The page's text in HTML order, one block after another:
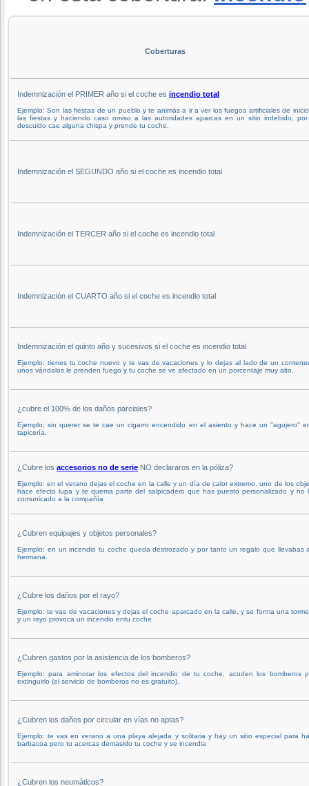
Coberturas
Indemnización el PRIMER año si el coche es incendio total
Ejemplo: Son las fiestas de un pueblo y te animas a ir a ver los fuegos artificiales de
las fiestas y haciendo caso omiso a las autoridades aparcas en un sitio indebido,
descuido cae alguna chispa y prende tu coche.
Indemnización el SEGUNDO año si el coche es incendio total
Indemnización el TERCER año si el coche es incendio total
Indemnización el CUARTO año si el coche es incendio total
Indemnización el quinto año y sucesivos si el coche es incendio total
Ejemplo: tienes tu coche nuevo y te vas de vacaciones y lo dejas al lado de un
unos vándalos le prenden fuego y tu coche se ve afectado en un porcentaje muy alto.
¿cubre el 100% de los daños parciales?
Ejemplo: sin querer se te cae un cigarro encendido en el asiento y hace un ''agujero''
tapicería.
¿Cubre los accesorios no de serie NO declararos en la póliza?
Ejemplo: en el verano dejas el coche en la calle y un día de calor extremo, uno de los
hace efecto lupa y te quema parte del salpicadero que has puesto personalizado y no
comunicado a la compañía
¿Cubren equipajes y objetos personales?
Ejemplo: en un incendio tu coche queda destrozado y por tanto un regalo que llevabas
hermana.
¿Cubre los daños por el rayo?
Ejemplo: te vas de vacaciones y dejas el coche aparcado en la calle, y se forma una
y un rayo provoca un incendio entu coche
¿Cubren gastos por la asistencia de los bomberos?
Ejemplo: para aminorar los efectos del incendio de tu coche, acuden los bomberos
extinguirlo (el servicio de bomberos no es gratuito).
¿Cubren los daños por circular en vías no aptas?
Ejemplo: te vas en verano a una playa alejada y solitaria y hay un sitio especial para
barbacoa pero tu acercas demasido tu coche y se incendia
¿Cubren los neumáticos?